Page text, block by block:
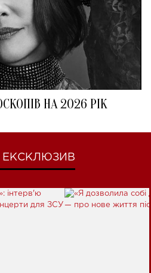
НА 2026 РІК
ЕКСКЛЮЗИВ